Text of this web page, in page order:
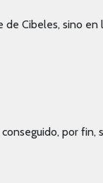
Cibeles, sino en
por fin,